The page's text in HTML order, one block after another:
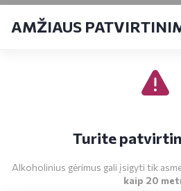
AMŽIAUS
Turite
Alkoholinius gėrimus gali įsigyti tik
kaip 20